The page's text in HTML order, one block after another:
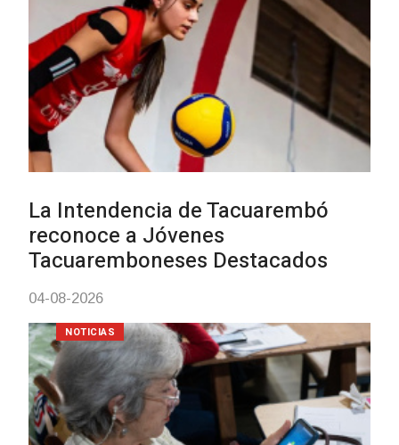
vacunación contra el
meningococo
03-08-2026